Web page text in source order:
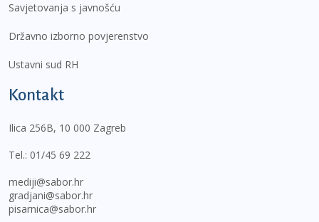
Savjetovanja s javnošću
Državno izborno povjerenstvo
Ustavni sud RH
Kontakt
Ilica 256B, 10 000 Zagreb
Tel.: 01/45 69 222
mediji@sabor.hr
gradjani@sabor.hr
pisarnica@sabor.hr